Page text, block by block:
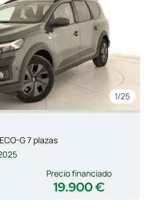
1/25
G 7 plazas
19.900 €
Precio financiado